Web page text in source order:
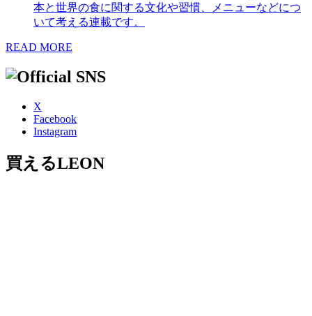
本と世界の食に関する文化や習慣、メニューなどにつ
いて考える連載です。
READ MORE
X
Facebook
Instagram
買えるLEON